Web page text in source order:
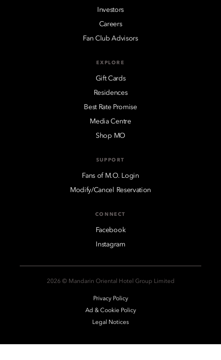
Investors
Careers
Fan Club Advisors
EXPLORE
Gift Cards
Residences
Best Rate Promise
Media Centre
Shop MO
SUPPORT
Fans of M.O. Login
Modify/Cancel Reservation
CONNECT
Facebook
Instagram
2026 © Mandarin Oriental Hotel Group Limited
Privacy Policy
Ad & Cookie Policy
Legal Notices